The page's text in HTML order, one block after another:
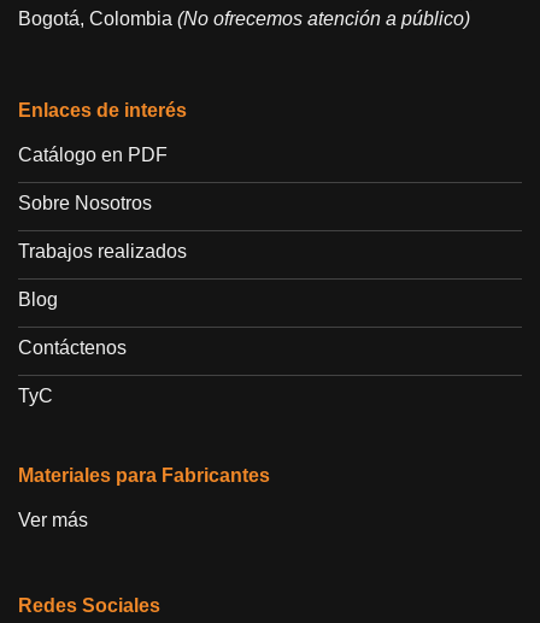
Bogotá, Colombia (No ofrecemos atención a público)
Enlaces de interés
Catálogo en PDF
Sobre Nosotros
Trabajos realizados
Blog
Contáctenos
TyC
Materiales para Fabricantes
Ver más
Redes Sociales